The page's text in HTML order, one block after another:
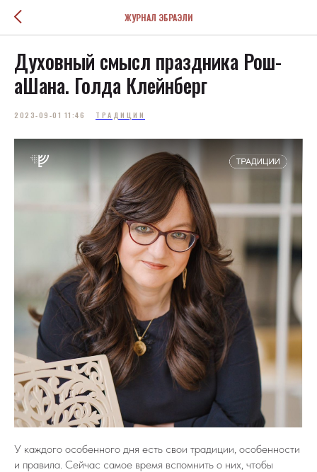
ЖУРНАЛ ЭБРАЭЛИ
Духовный смысл праздника Рош-
аШана. Голда Клейнберг
2023-09-01 11:46 ТРАДИЦИИ
У каждого особенного дня есть свои традиции, особенности
и правила. Сейчас самое время вспомнить о них, чтобы